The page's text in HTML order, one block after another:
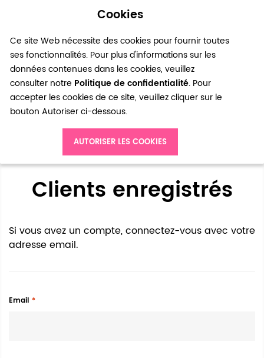
Cookies
Ce site Web nécessite des cookies pour fournir toutes
ses fonctionnalités. Pour plus d'informations sur les
données contenues dans les cookies, veuillez
consulter notre Politique de confidentialité. Pour
accepter les cookies de ce site, veuillez cliquer sur le
bouton Autoriser ci-dessous.
AUTORISER LES COOKIES
0
Accès client
Clients enregistrés
Si vous avez un compte, connectez-vous avec votre
adresse email.
Email